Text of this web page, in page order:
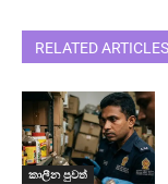
RELATED ARTICLES
කාලීන පුවත්